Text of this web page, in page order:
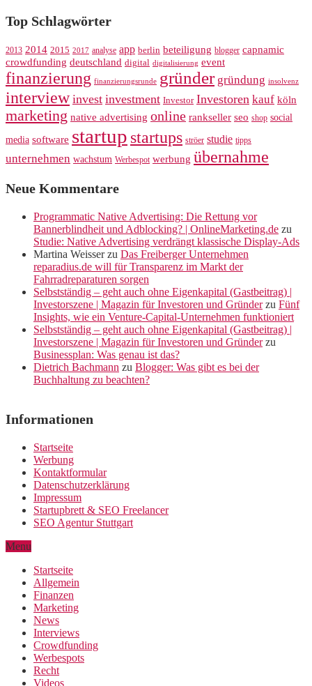
Top Schlagwörter
2013 2014 2015 2017 analyse app berlin beteiligung blogger capnamic
crowdfunding deutschland digital digitalisierung event
finanzierung finanzierungsrunde gründer gründung insolvenz
interview invest investment Investor Investoren kauf köln
marketing native advertising online rankseller seo shop social
media software startup startups ströer studie tipps
unternehmen wachstum Werbespot werbung übernahme
Neue Kommentare
Programmatic Native Advertising: Die Rettung vor
Bannerblindheit und Adblocking? | OnlineMarketing.de zu
Studie: Native Advertising verdrängt klassische Display-Ads
Martina Weisserzu Das Freiberger Unternehmen
reparadius.de will für Transparenz im Markt der
Fahrradreparaturen sorgen
Selbstständig – geht auch ohne Eigenkapital (Gastbeitrag) |
Investorszene | Magazin für Investoren und Gründerzu Fünf
Insights, wie ein Venture-Capital-Unternehmen funktioniert
Selbstständig – geht auch ohne Eigenkapital (Gastbeitrag) |
Investorszene | Magazin für Investoren und Gründerzu
Businessplan: Was genau ist das?
Dietrich Bachmann zu Blogger: Was gibt es bei der
Buchhaltung zu beachten?
Informationen
Startseite
Werbung
Kontaktformular
Datenschutzerklärung
Impressum
Startupbrett & SEO Freelancer
SEO Agentur Stuttgart
Menu
Startseite
Allgemein
Finanzen
Marketing
News
Interviews
Crowdfunding
Werbespots
Recht
Videos